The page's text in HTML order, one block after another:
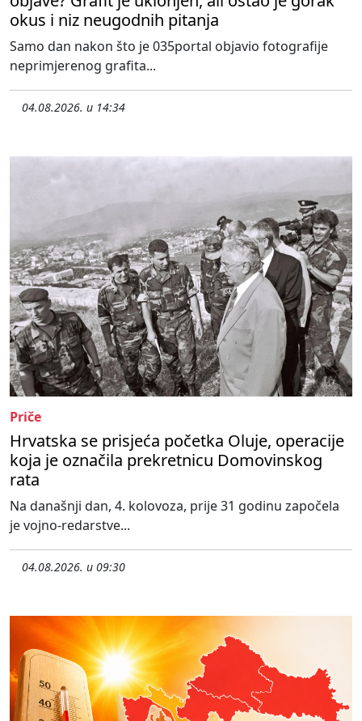
okus i niz neugodnih pitanja
Samo dan nakon što je 035portal objavio fotografije
neprimjerenog grafita...
04.08.2026. u 14:34
Priče
Hrvatska se prisjeća početka Oluje, operacije
koja je označila prekretnicu Domovinskog
rata
Na današnji dan, 4. kolovoza, prije 31 godinu započela
je vojno-redarstve...
04.08.2026. u 09:30